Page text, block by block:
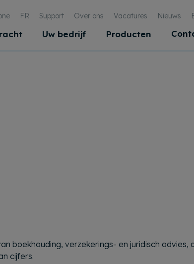
FR Support Over ons Vacatures Nieuws
Uw bedrijf Producten
boekhouding, verzekerings- en juridisch advies,
cijfers.